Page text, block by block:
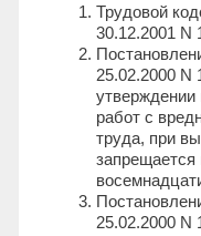
Трудовой
30.12.2001 N
25.02.2000 N
утверждении
работ с
труда, при
25.02.2000 N